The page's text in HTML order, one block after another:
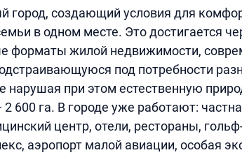
город, создающий условия для
в одном месте. Это достигается
форматы жилой недвижимости,
под потребности
нарушая при этом естественную
600 га. В городе уже работают:
центр, отели, рестораны,
аэропорт малой авиации, особая